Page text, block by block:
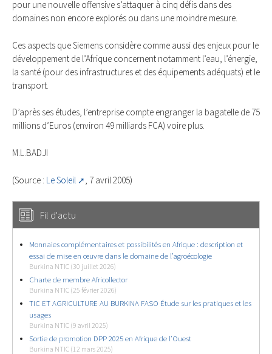
pour une nouvelle offensive s’attaquer à cinq défis dans des
domaines non encore explorés ou dans une moindre mesure.
Ces aspects que Siemens considère comme aussi des enjeux pour le
développement de l’Afrique concernent notamment l’eau, l’énergie,
la santé (pour des infrastructures et des équipements adéquats) et le
transport.
D’après ses études, l’entreprise compte engranger la bagatelle de 75
millions d’Euros (environ 49 milliards FCA) voire plus.
M.L.BADJI
(Source : Le Soleil , 7 avril 2005)
Fil d'actu
Monnaies complémentaires et possibilités en Afrique : description et
essai de mise en œuvre dans le domaine de l’agroécologie
Burkina NTIC (30 juillet 2026)
Charte de membre Africollector
Burkina NTIC (25 février 2026)
TIC ET AGRICULTURE AU BURKINA FASO Étude sur les pratiques et les
usages
Burkina NTIC (9 avril 2025)
Sortie de promotion DPP 2025 en Afrique de l’Ouest
Burkina NTIC (12 mars 2025)